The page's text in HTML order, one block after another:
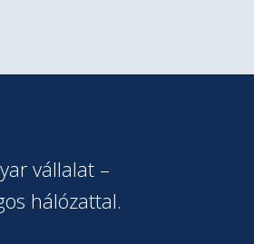
vállalat –
hálózattal.